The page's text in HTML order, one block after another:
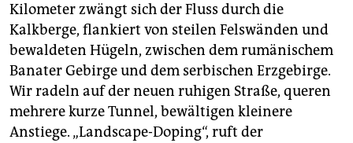
Kilometer zwängt sich der Fluss durch die
Kalkberge, flankiert von steilen Felswänden und
bewaldeten Hügeln, zwischen dem rumänischem
Banater Gebirge und dem serbischen Erzgebirge.
Wir radeln auf der neuen ruhigen Straße, queren
mehrere kurze Tunnel, bewältigen kleinere
Anstiege. „Landscape-Doping“, ruft der